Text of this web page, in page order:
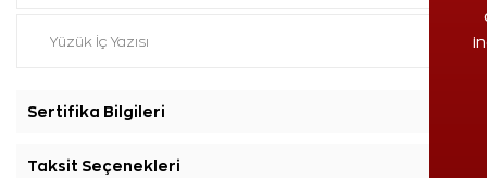
Sertifika Bilgileri
Taksit Seçenekleri